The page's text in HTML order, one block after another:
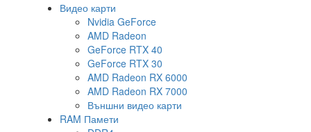
Видео карти
Nvidia GeForce
AMD Radeon
GeForce RTX 40
GeForce RTX 30
AMD Radeon RX 6000
AMD Radeon RX 7000
Външни видео карти
RAM Памети